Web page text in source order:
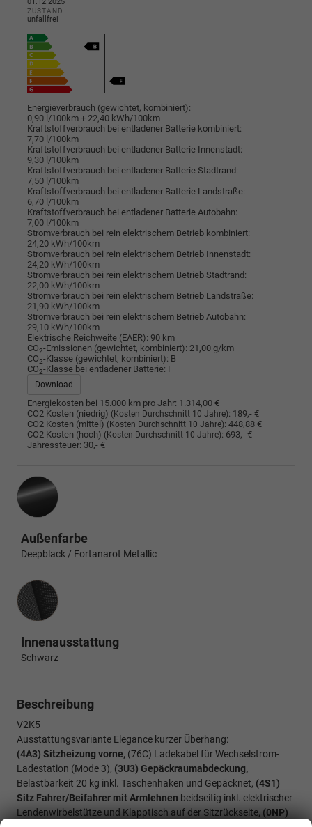
ZUSTAND
unfallfrei
Energieverbrauch (gewichtet, kombiniert):
0,90 l/100km + 22,40 kWh/100km
Kraftstoffverbrauch bei entladener Batterie kombiniert:
7,70 l/100km
Kraftstoffverbrauch bei entladener Batterie Innenstadt:
9,30 l/100km
Kraftstoffverbrauch bei entladener Batterie Stadtrand:
7,50 l/100km
Kraftstoffverbrauch bei entladener Batterie Landstraße:
6,70 l/100km
Kraftstoffverbrauch bei entladener Batterie Autobahn:
7,00 l/100km
Stromverbrauch bei rein elektrischem Betrieb kombiniert:
24,20 kWh/100km
Stromverbrauch bei rein elektrischem Betrieb Innenstadt:
24,20 kWh/100km
Stromverbrauch bei rein elektrischem Betrieb Stadtrand:
22,00 kWh/100km
Stromverbrauch bei rein elektrischem Betrieb Landstraße:
21,90 kWh/100km
Stromverbrauch bei rein elektrischem Betrieb Autobahn:
29,10 kWh/100km
Elektrische Reichweite (EAER): 90 km
CO2-Emissionen (gewichtet, kombiniert): 21,00 g/km
CO2-Klasse (gewichtet, kombiniert): B
CO2-Klasse bei entladener Batterie: F
Download
Energiekosten bei 15.000 km pro Jahr: 1.314,00 €
CO2 Kosten (niedrig) (Kosten Durchschnitt 10 Jahre): 189,- €
CO2 Kosten (mittel) (Kosten Durchschnitt 10 Jahre): 448,88 €
CO2 Kosten (hoch) (Kosten Durchschnitt 10 Jahre): 693,- €
Jahressteuer: 30,- €
Außenfarbe
Deepblack / Fortanarot Metallic
Innenausstattung
Innenausstattung
Schwarz
Beschreibung
V2K5
Ausstattungsvariante Elegance kurzer Überhang:
(4A3) Sitzheizung vorne, (76C) Ladekabel für Wechselstrom-
Ladestation (Mode 3), (3U3) Gepäckraumabdeckung,
Belastbarkeit 20 kg inkl. Taschenhaken und Gepäcknet, (4S1)
Sitz Fahrer/Beifahrer mit Armlehnen beidseitig inkl. elektrischer
Lendenwirbelstütze und Klapptisch auf der Sitzrückseite, (0NP)